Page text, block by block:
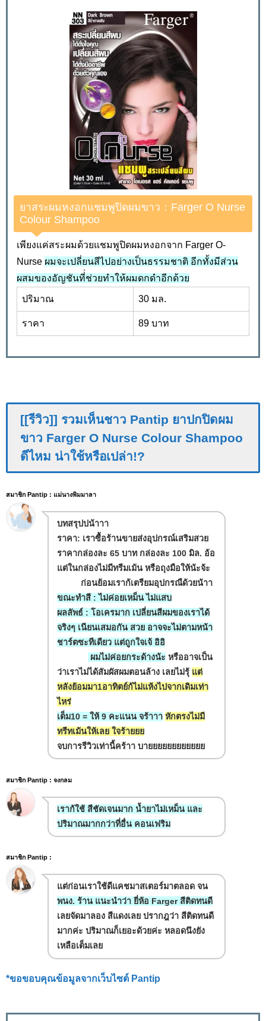
ยาสระผมหงอกแชมพูปิดผมขาว：Farger O Nurse
Colour Shampoo
เพียงแค่สระผมด้วยแชมพูปิดผมหงอกจาก Farger O-
Nurse ผมจะเปลี่ยนสีไปอย่างเป็นธรรมชาติ อีกทั้งมีส่วน
ผสมของอัญชันที่่ช่วยทำให้ผมดกดำอีกด้วย
ปริมาณ 30 มล.
ราคา 89 บาท
[[รีวิว]] รวมเห็นชาว Pantip ยาปกปิดผม
ขาว Farger O Nurse Colour Shampoo
ดีไหม น่าใช้หรือเปล่า!?
สมาชิก Pantip : แม่นางพิมมาลา
บทสรุปปน้าาา
ราคา: เราซื้อร้านขายส่งอุปกรณ์เสริมสวย
ราคากล่องละ 65 บาท กล่องละ 100 มิล. อ้อ
แต่ในกล่องไม่มีทรีมเม้น หรือถุงมือให้น้ะจ้ะ
ก่อนย้อมเราก้เตรียมอุปกรณืด้วยน้าา
ขณะทำสี : ไม่ค่อยเหม็น ไม่แสบ
ผลลัพธ์ : โอเครมาก เปลี่ยนสีผมของเราได้
จริงๆ เนียนเสมอกัน สวย อาจจะไม่ตามหน้า
ชาร์ตซะทีเดียว แต่ถูกใจเจ้ อิอิ
ผมไม่ค่อยกระด้างน้ะ หรืออาจเป็น
ว่าเราไม่ได้สัมผัสผมตอนล้าง เลยไม่รุ้ แต่
หลังย้อมมา1อาทิตย์ก้ไม่แห้งไปจากเดิมเท่า
ไหร่
เต็ม10 = ให้ 9 คะแนน จร้าาา หักตรงไม่มี
ทรีทเม้นให้เลย ใจร้ายยย
จบการรีวิวเท่านี้คร้าา บายยยยยยยยยยยย
สมาชิก Pantip : จงกลม
เราก้ใช้ สีชัดเจนมาก น้ำยาไม่เหม็น และ
ปริมาณมากกว่าที่อื่น คอนเฟริม
สมาชิก Pantip :
แต่ก่อนเราใช้ดีแคชมาสเตอร์มาตลอด จน
พนง. ร้าน แนะนำว่า ยี่ห้อ Farger สีติดทนดี
เลยจัดมาลอง สีแดงเลย ปรากฎว่า สีติดทนดี
มากค่ะ ปริมาณก็เยอะด้วยค่ะ หลอดนึงยัง
เหลือเต็มเลย
*ขอขอบคุณข้อมูลจากเว็บไซต์ Pantip